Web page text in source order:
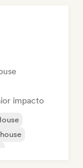
impacto